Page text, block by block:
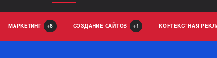
МАРКЕТИНГ 6 СОЗДАНИЕ САЙТОВ 1 КОНТЕКСТНАЯ